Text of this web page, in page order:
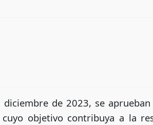
de 2023, se
objetivo contribuya a la